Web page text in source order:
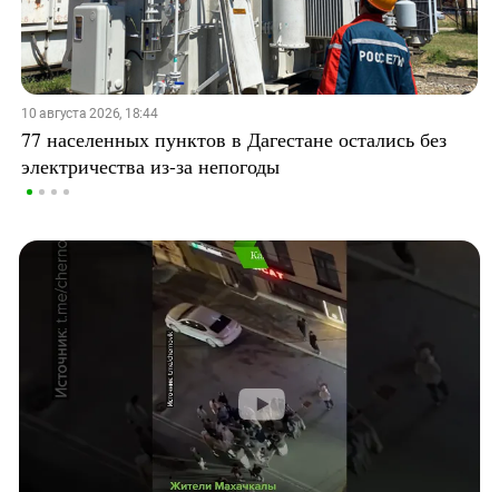
10 августа 2026, 18:44
77 населенных пунктов в Дагестане остались без
электричества из-за непогоды